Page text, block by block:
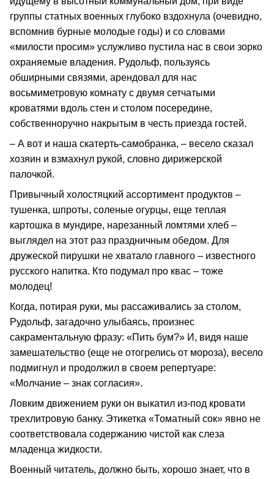
группы статных военных глубоко вздохнула (очевидно,
вспомнив бурные молодые годы) и со словами
«милости просим» услужливо пустила нас в свои зорко
охраняемые владения. Рудольф, пользуясь
обширными связями, арендовал для нас
восьмиметровую комнату с двумя сетчатыми
кроватями вдоль стен и столом посередине,
собственноручно накрытым в честь приезда гостей.
– А вот и наша скатерть-самобранка, – весело сказал
хозяин и взмахнул рукой, словно дирижерской
палочкой.
Привычный холостяцкий ассортимент продуктов –
тушенка, шпроты, соленые огурцы, еще теплая
картошка в мундире, нарезанный ломтями хлеб –
выглядел на этот раз праздничным обедом. Для
дружеской пирушки не хватало главного – известного
русского напитка. Кто подумал про квас – тоже
молодец!
Когда, потирая руки, мы рассаживались за столом,
Рудольф, загадочно улыбаясь, произнес
сакраментальную фразу: «Пить бум?» И, видя наше
замешательство (еще не отогрелись от мороза), весело
подмигнул и продолжил в своем репертуаре:
«Молчание – знак согласия».
Ловким движением руки он выкатил из-под кровати
трехлитровую банку. Этикетка «Томатный сок» явно не
соответствовала содержанию чистой как слеза
младенца жидкости.
Военный читатель, должно быть, хорошо знает, что в